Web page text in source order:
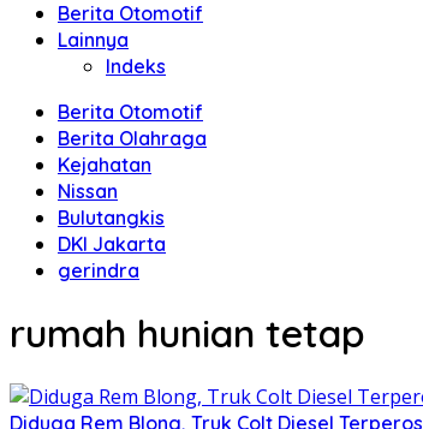
Berita Otomotif
Lainnya
Indeks
Berita Otomotif
Berita Olahraga
Kejahatan
Nissan
Bulutangkis
DKI Jakarta
gerindra
rumah hunian tetap
Diduga Rem Blong, Truk Colt Diesel